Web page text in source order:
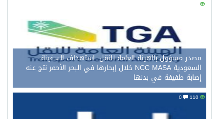
124
مصدر مسؤول بالهيئة العامة للنقل: استهداف السفينة
السعودية NCC MASA خلال إبحارها في البحر الأحمر نتج عنه
إصابة طفيفة في بدنها